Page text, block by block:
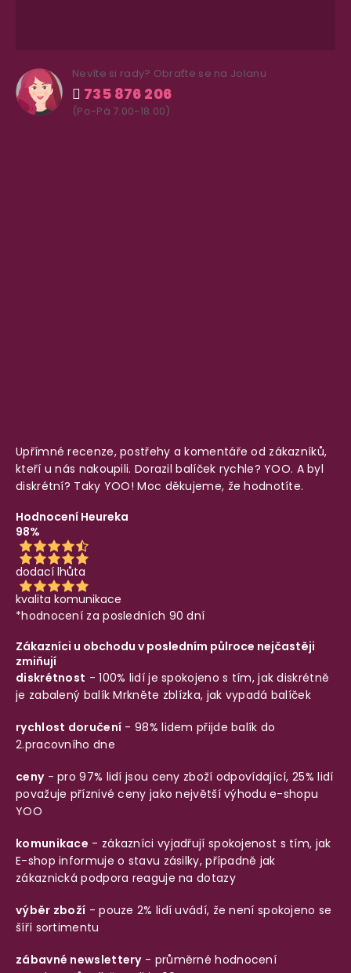
Nevíte si rady? Obraťte se na Jolanu
735 876 206
(Po-Pá 7.00-18.00)
Upřímné recenze, postřehy a komentáře od zákazníků,
kteří u nás nakoupili. Dorazil balíček rychle? YOO. A byl
diskrétní? Taky YOO! Moc děkujeme, že hodnotíte.
Hodnocení Heureka
98%
dodací lhůta
kvalita komunikace
*hodnocení za posledních 90 dní
Zákazníci u obchodu v posledním půlroce nejčastěji
zmiňují
diskrétnost - 100% lidí je spokojeno s tím, jak diskrétně
je zabalený balíkMrkněte zblízka, jak vypadá balíček
rychlost doručení - 98% lidem přijde balík do
2.pracovního dne
ceny- pro 97% lidí jsou ceny zboží odpovídající, 25% lidí
považuje příznivé ceny jako největší výhodu e-shopu
YOO
komunikace - zákazníci vyjadřují spokojenost s tím, jak
E-shop informuje o stavu zásilky, případně jak
zákaznická podpora reaguje na dotazy
výběr zboží - pouze 2% lidí uvádí, že není spokojeno se
šíří sortimentu
zábavné newslettery- průměrné hodnocení